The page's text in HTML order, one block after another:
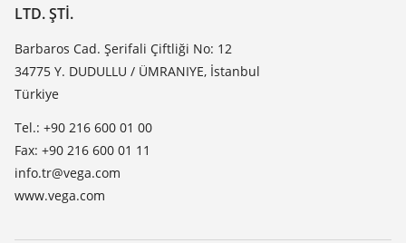
Dielektrisite listesi
TeamViewer
Haber makaleleri
Basin
Blog
LTD. ŞTI.
Barbaros Cad. Şerifali Çiftliği No: 12
34775 Y. DUDULLU / ÜMRANIYE, İstanbul
Türkiye
Tel.: +90 216 600 01 00
Fax: +90 216 600 01 11
info.tr@vega.com
www.vega.com